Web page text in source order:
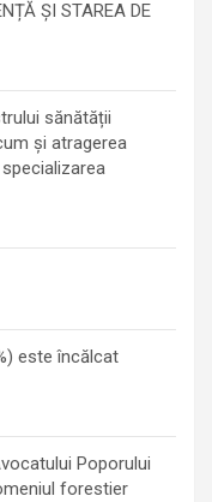
ȘI STAREA DE
sănătății
și atragerea
este încălcat
Poporului
forestier